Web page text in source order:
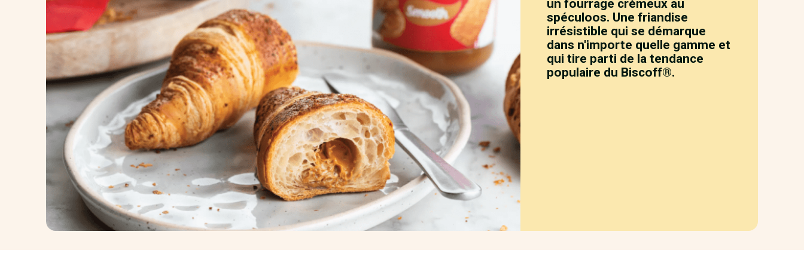
un fourrage crémeux au
spéculoos. Une friandise
irrésistible qui se démarque
dans n'importe quelle gamme et
qui tire parti de la tendance
populaire du Biscoff®.